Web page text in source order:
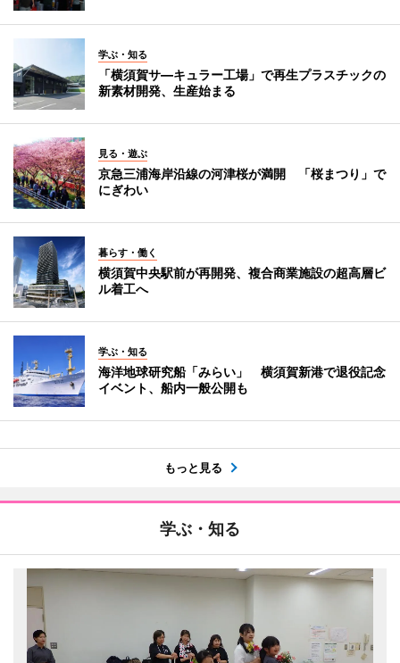
学ぶ・知る
「横須賀サ―キュラー工場」で再生プラスチックの
新素材開発、生産始まる
見る・遊ぶ
京急三浦海岸沿線の河津桜が満開 「桜まつり」で
にぎわい
暮らす・働く
横須賀中央駅前が再開発、複合商業施設の超高層ビ
ル着工へ
学ぶ・知る
海洋地球研究船「みらい」 横須賀新港で退役記念
イベント、船内一般公開も
もっと見る
学ぶ・知る